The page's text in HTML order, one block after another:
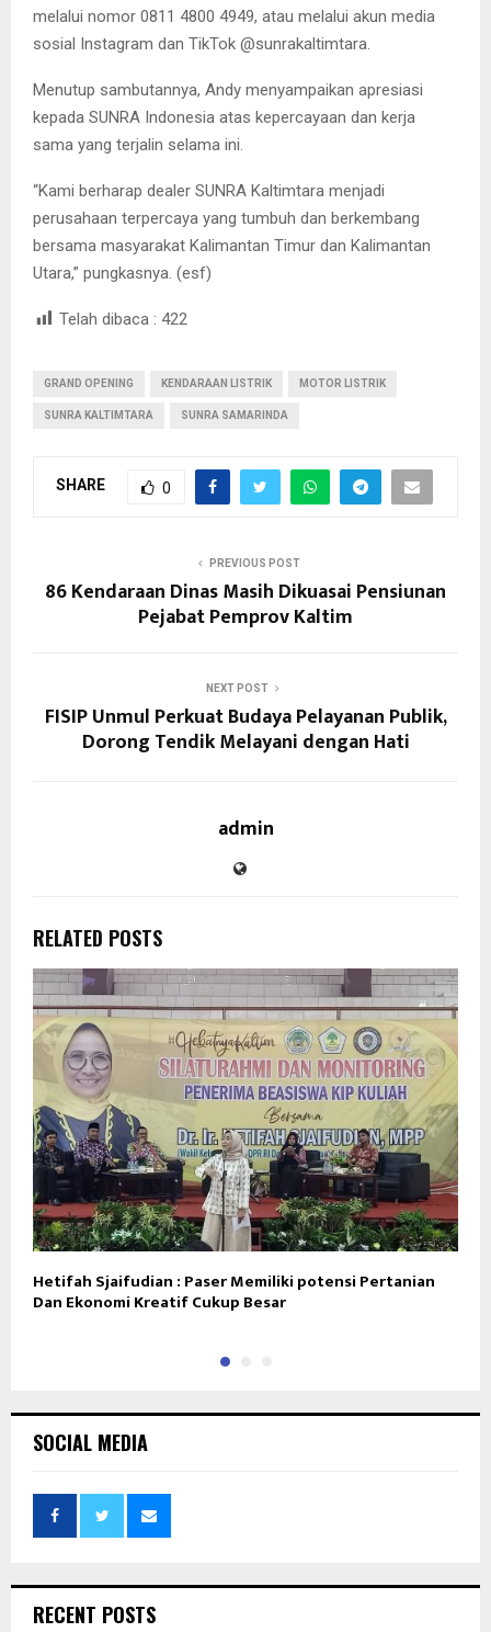
melalui nomor 0811 4800 4949, atau melalui akun media
sosial Instagram dan TikTok @sunrakaltimtara.
Menutup sambutannya, Andy menyampaikan apresiasi
kepada SUNRA Indonesia atas kepercayaan dan kerja
sama yang terjalin selama ini.
“Kami berharap dealer SUNRA Kaltimtara menjadi
perusahaan terpercaya yang tumbuh dan berkembang
bersama masyarakat Kalimantan Timur dan Kalimantan
Utara,” pungkasnya. (esf)
Telah dibaca : 422
GRAND OPENING KENDARAAN LISTRIK MOTOR LISTRIK
SUNRA KALTIMTARA SUNRA SAMARINDA
SHARE 0
PREVIOUS POST
86 Kendaraan Dinas Masih Dikuasai Pensiunan
Pejabat Pemprov Kaltim
NEXT POST
FISIP Unmul Perkuat Budaya Pelayanan Publik,
Dorong Tendik Melayani dengan Hati
admin
RELATED POSTS
Hetifah Sjaifudian : Paser Memiliki potensi Pertanian
Dan Ekonomi Kreatif Cukup Besar
SOCIAL MEDIA
RECENT POSTS